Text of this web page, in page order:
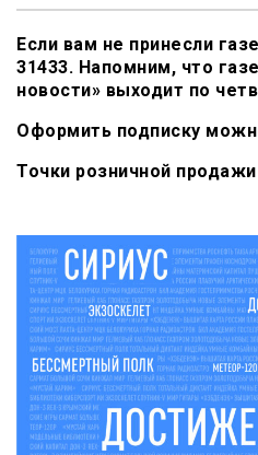
Если вам не принесли
31433. Напомним, что
новости» выходит по
Оформить подписку
Точки розничной